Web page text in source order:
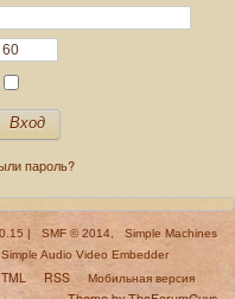
пароль?
| SMF © 2014
Simple Machines
Simple Audio Video Embedder
RSS
Мобильная версия